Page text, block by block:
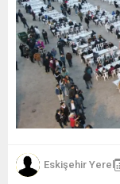
Eskişehir Yerel